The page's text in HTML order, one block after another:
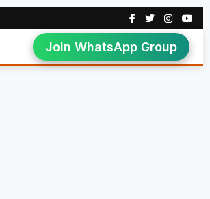
Join WhatsApp Group